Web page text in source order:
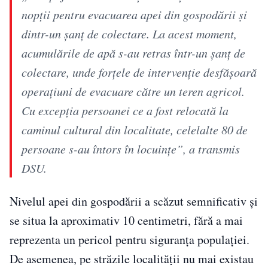
nopții pentru evacuarea apei din gospodării și
dintr-un șanț de colectare. La acest moment,
acumulările de apă s-au retras într-un șanț de
colectare, unde forțele de intervenție desfășoară
operațiuni de evacuare către un teren agricol.
Cu excepția persoanei ce a fost relocată la
caminul cultural din localitate, celelalte 80 de
persoane s-au întors în locuințe”, a transmis
DSU.
Nivelul apei din gospodării a scăzut semnificativ și
se situa la aproximativ 10 centimetri, fără a mai
reprezenta un pericol pentru siguranța populației.
De asemenea, pe străzile localității nu mai existau